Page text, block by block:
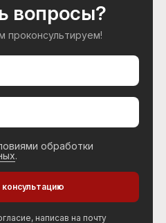
вопросы?
проконсультируем!
обработки
.
написав на почту